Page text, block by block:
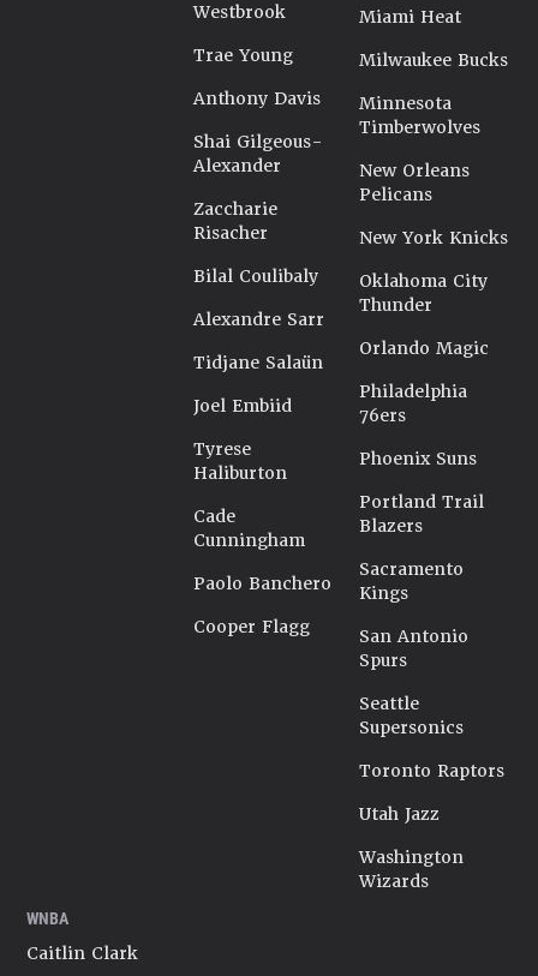
Westbrook
Trae Young
Anthony Davis
Shai Gilgeous-
Alexander
Zaccharie
Risacher
Bilal Coulibaly
Alexandre Sarr
Tidjane Salaün
Joel Embiid
Tyrese
Haliburton
Cade
Cunningham
Paolo Banchero
Cooper Flagg
Miami Heat
Milwaukee Bucks
Minnesota
Timberwolves
New Orleans
Pelicans
New York Knicks
Oklahoma City
Thunder
Orlando Magic
Philadelphia
76ers
Phoenix Suns
Portland Trail
Blazers
Sacramento
Kings
San Antonio
Spurs
Seattle
Supersonics
Toronto Raptors
Utah Jazz
Washington
Wizards
WNBA
Caitlin Clark